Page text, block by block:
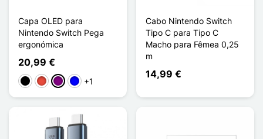
Capa OLED para
Nintendo Switch Pega
ergonómica
20,99 €
PretoVermelho
Púrpura
Azul+1
Cabo Nintendo Switch
Tipo C para Tipo C
Macho para Fêmea 0,25
m
14,99 €